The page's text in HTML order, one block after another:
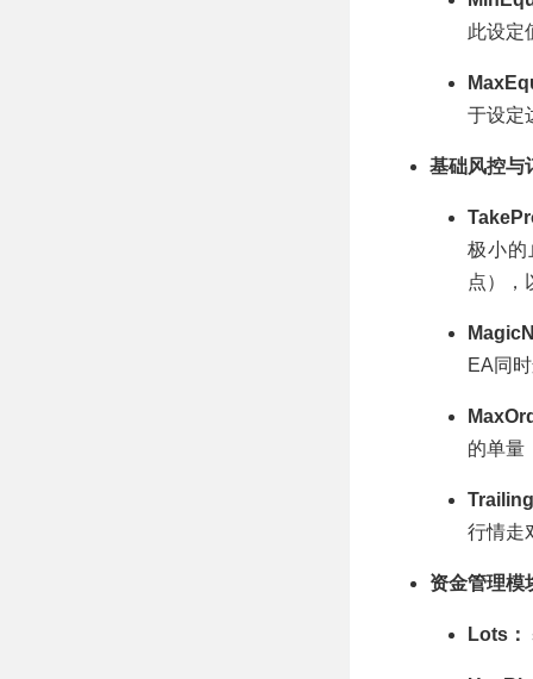
此设定
于设定
基础风控与
极小
点），
EA同
的单量
行情走
资金管理模
Lots：